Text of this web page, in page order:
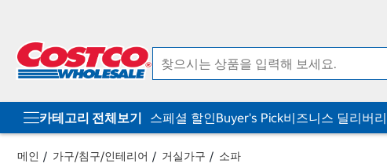
카테고리 전체보기 스페셜 할인Buyer's Pick비즈니스 딜리버리
메인 가구/침구/인테리어 거실가구 소파